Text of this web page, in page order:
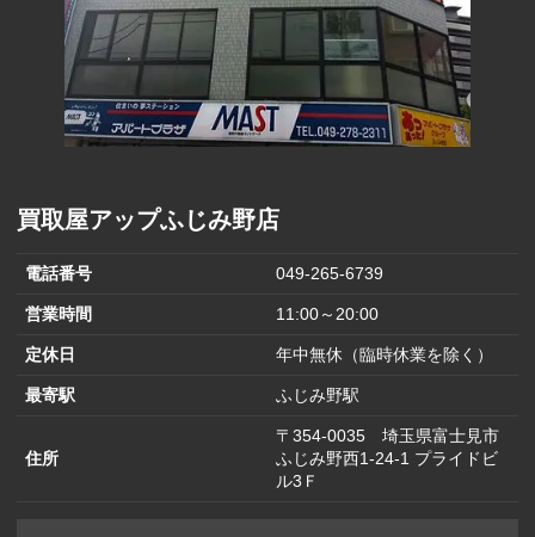
バロックジャ
パンリミテッ
ド(2,000円)
680円
ハニーズ(500
円商品引換券)
250円
買取屋アップふじみ野店
電話番号 049-265-6739
営業時間 11:00～20:00
定休日 年中無休（臨時休業を除く）
最寄駅 ふじみ野駅
住所
〒354-0035 埼玉県富士見市
ふじみ野西1-24-1 プライドビ
ル3Ｆ